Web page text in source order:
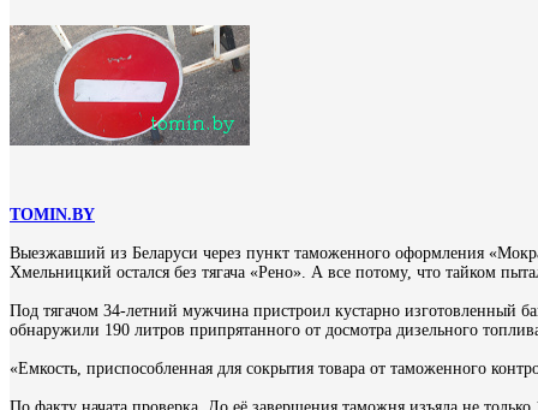
TOMIN.BY
Выезжавший из Беларуси через пункт таможенного оформления
Хмельницкий остался без тягача «Рено». А все потому, что тайком
Под тягачом 34-летний мужчина пристроил кустарно изготовленный
обнаружили 190 литров припрятанного от досмотра дизельного
«Емкость, приспособленная для сокрытия товара от таможенного